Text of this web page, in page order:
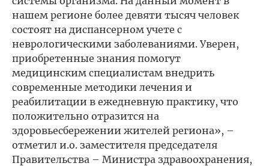
нашем регионе более девяти тысяч человек
состоят на диспансерном учете с
неврологическими заболеваниями. Уверен,
приобретенные знания помогут
медицинским специалистам внедрить
современные методики лечения и
реабилитации в ежедневную практику, что
положительно отразится на
здоровьесбережении жителей региона», –
отметил и.о. заместителя председателя
Правительства – Министра здравоохранения,